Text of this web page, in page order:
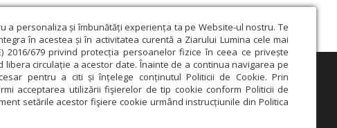
a personaliza și îmbunătăți experiența ta pe Website-ul nostru. Te
în acestea și în activitatea curentă a Ziarului Lumina cele mai
2016/679 privind protecția persoanelor fizice în ceea ce privește
circulație a acestor date. Înainte de a continua navigarea pe
pentru a citi și înțelege conținutul Politicii de Cookie. Prin
acceptarea utilizării fişierelor de tip cookie conform Politicii de
setările acestor fişiere cookie urmând instrucțiunile din Politica